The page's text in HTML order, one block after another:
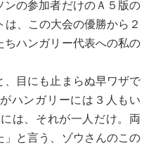
の参加者だけのＡ５版の
、この大会の優勝から２
ハンガリー代表への私の
、目にも止まらぬ早ワザで
ハンガリーには３人もい
は、それが一人だけ。両
と言う、ゾウさんのこの